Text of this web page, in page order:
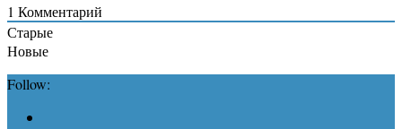
1 Комментарий
Старые
Новые
Follow: